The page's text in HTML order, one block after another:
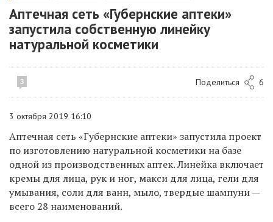
Аптечная сеть «Губернские аптеки»
запустила собственную линейку
натуральной косметики
3 Поделиться 6
3 октября 2019 16:10
Аптечная сеть «Губернские аптеки» запустила проект
по изготовлению натуральной косметики на базе
одной из производственных аптек. Линейка включает
кремы для лица, рук и ног, макси для лица, гели для
умывания, соли для ванн, мыло, твердые шампуни —
всего 28 наименований.